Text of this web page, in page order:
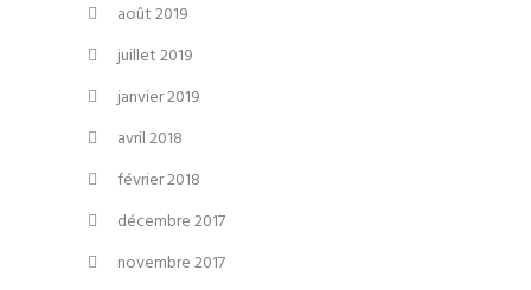
août 2019
juillet 2019
janvier 2019
avril 2018
février 2018
décembre 2017
novembre 2017